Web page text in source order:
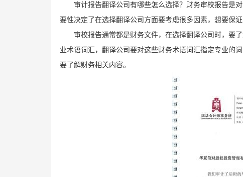
审计报告翻译公司有哪些怎么选择？财务审校报告是
要性决定了在选择翻译公司方面要考虑很多因素，想要保
审校报告通常都是财务文件，在选择翻译公司时，要
业术语词汇，翻译公司要对这些财务术语词汇指定专业的
要了解财务相关内容。